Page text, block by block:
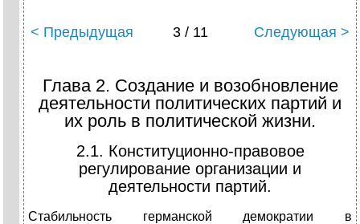
< Предыдущая 3 / 11 Следующая >
Глава 2. Создание и возобновление
деятельности политических партий и
их роль в политической жизни.
2.1. Конституционно-правовое
регулирование организации и
деятельности партий.
Стабильность германской демократии в